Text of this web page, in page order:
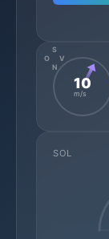
N
S
O
V
10
m/s
SOL